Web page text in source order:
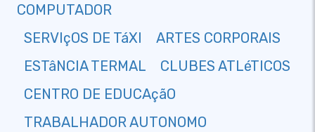
COMPUTADOR
SERVIçOS DE TáXI
ARTES CORPORAIS
ESTâNCIA TERMAL
CLUBES ATLéTICOS
CENTRO DE EDUCAçãO
TRABALHADOR AUTONOMO